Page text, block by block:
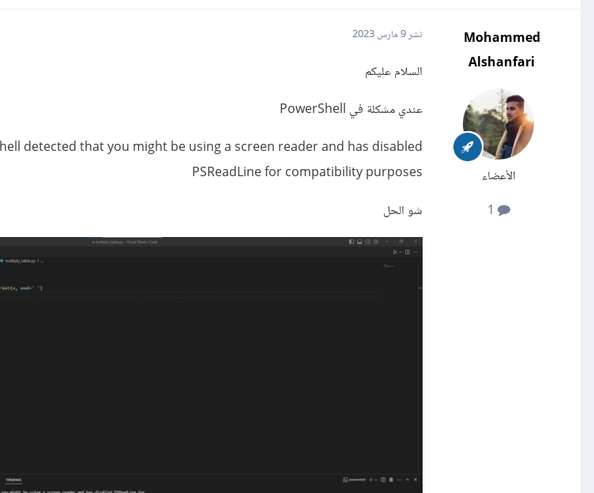
Mohammed
Alshanfari
الأعضاء
نشر9 مارس 2023
السلام عليكم
عندي مشكلة في PowerShell
detected that you might be using a screen reader and has disabled
PSReadLine for compatibility purposes
شو الحل